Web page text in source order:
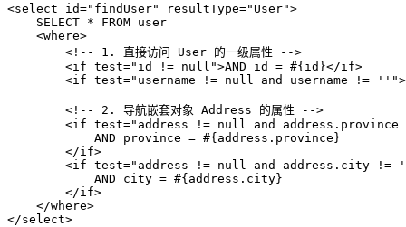
<select id="findUser" resultType="User">
    SELECT * FROM user
<where>
<!-- 1. 直接访问 User 的一级属性 -->
<if test="id != null">AND id = #{id}</if>
<if test="username != null and username != ''">
<!-- 2. 导航嵌套对象 Address 的属性 -->
<if test="address != null and
            AND province = #{address.province}
</if>
<if test="address != null and address.city !=
            AND city = #{address.city}
</if>
</where>
</select>